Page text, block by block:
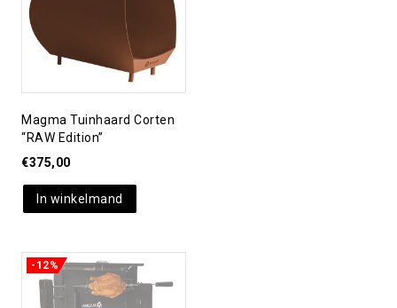
Magma Tuinhaard Corten
“RAW Edition”
€375,00
In winkelmand
-12%